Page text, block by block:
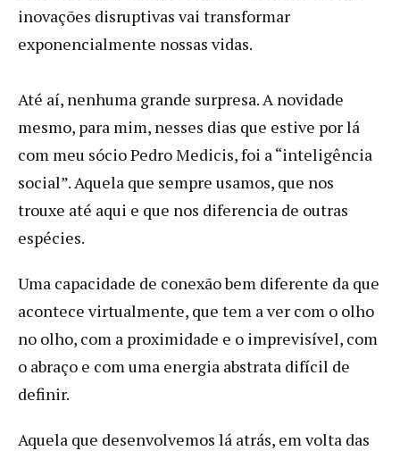
inovações disruptivas vai transformar
exponencialmente nossas vidas.
Até aí, nenhuma grande surpresa. A novidade
mesmo, para mim, nesses dias que estive por lá
com meu sócio Pedro Medicis, foi a “inteligência
social”. Aquela que sempre usamos, que nos
trouxe até aqui e que nos diferencia de outras
espécies.
Uma capacidade de conexão bem diferente da que
acontece virtualmente, que tem a ver com o olho
no olho, com a proximidade e o imprevisível, com
o abraço e com uma energia abstrata difícil de
definir.
Aquela que desenvolvemos lá atrás, em volta das